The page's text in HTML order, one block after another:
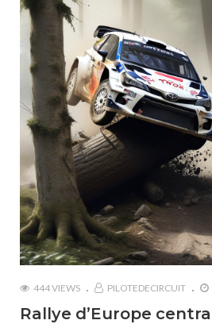
444 VIEWS PILOTEDECIRCUIT
Rallye d’Europe